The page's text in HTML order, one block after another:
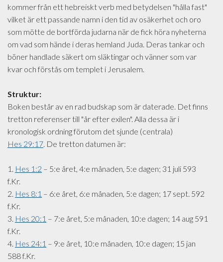
kommer från ett hebreiskt verb med betydelsen "hålla fast"
vilket är ett passande namn i den tid av osäkerhet och oro
som mötte de bortförda judarna när de fick höra nyheterna
om vad som hände i deras hemland Juda. Deras tankar och
böner handlade säkert om släktingar och vänner som var
kvar och förstås om templet i Jerusalem.
Struktur:
Boken består av en rad budskap som är daterade. Det finns
tretton referenser till "år efter exilen". Alla dessa är i
kronologisk ordning förutom det sjunde (centrala)
Hes 29:17. De tretton datumen är:
1. Hes 1:2 – 5:e året, 4:e månaden, 5:e dagen; 31 juli 593
f.Kr.
2. Hes 8:1 – 6:e året, 6:e månaden, 5:e dagen; 17 sept. 592
f.Kr.
3. Hes 20:1 – 7:e året, 5:e månaden, 10:e dagen; 14 aug 591
f.Kr.
4. Hes 24:1 – 9:e året, 10:e månaden, 10:e dagen; 15 jan
588 f.Kr.